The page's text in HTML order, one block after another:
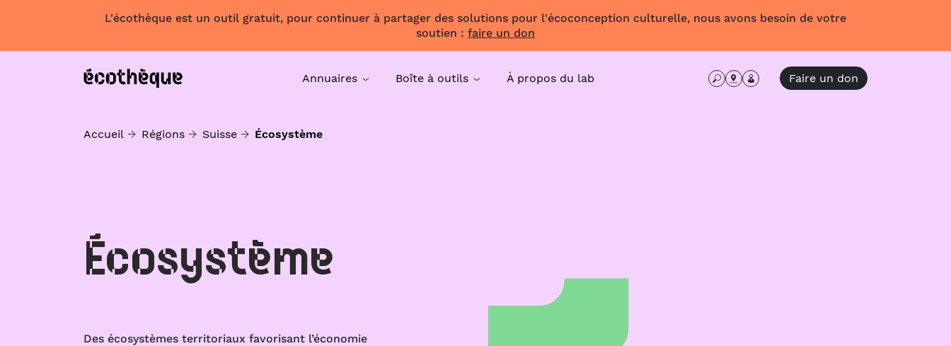
L'écothèque est un outil gratuit, pour continuer à partager des solutions pour l'écoconception culturelle, nous avons besoin de votre
soutien : faire un don
Annuaires Boîte à outils À propos du lab Faire un don
Accueil Régions Suisse Écosystème
Écosystème
Des écosystèmes territoriaux favorisant l’économie